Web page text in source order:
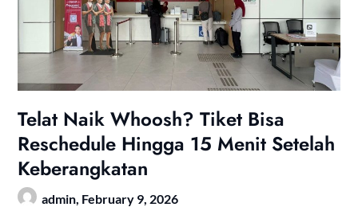
Telat Naik Whoosh? Tiket Bisa
Reschedule Hingga 15 Menit Setelah
Keberangkatan
admin, February 9, 2026